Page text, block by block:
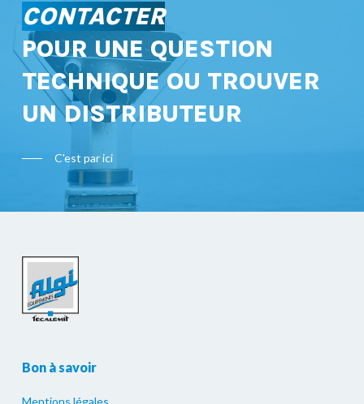
CONTACTER
POUR UNE QUESTION
TECHNIQUE OU TROUVER
UN DISTRIBUTEUR
C'est par ici
Bon à savoir
Mentions légales